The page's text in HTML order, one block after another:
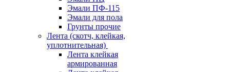
Эмали ПФ-115
Эмали для пола
Грунты прочие
Лента (скотч, клейкая,
уплотнительная)
Лента клейкая
армированная